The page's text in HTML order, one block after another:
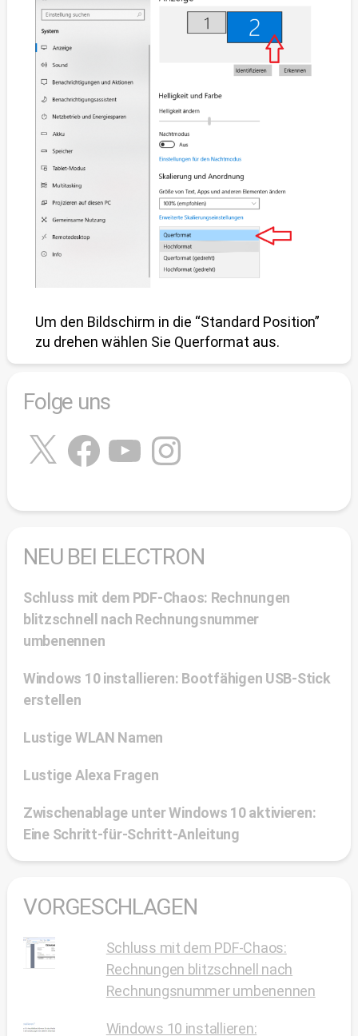
Um den Bildschirm in die “Standard Position”
zu drehen wählen Sie Querformat aus.
Folge uns
X FacebookYouTubeInstagram
NEU BEI ELECTRON
Schluss mit dem PDF-Chaos: Rechnungen
blitzschnell nach Rechnungsnummer
umbenennen
Windows 10 installieren: Bootfähigen USB-Stick
erstellen
Lustige WLAN Namen
Lustige Alexa Fragen
Zwischenablage unter Windows 10 aktivieren:
Eine Schritt-für-Schritt-Anleitung
VORGESCHLAGEN
Schluss mit dem PDF-Chaos:
Rechnungen blitzschnell nach
Rechnungsnummer umbenennen
Windows 10 installieren: